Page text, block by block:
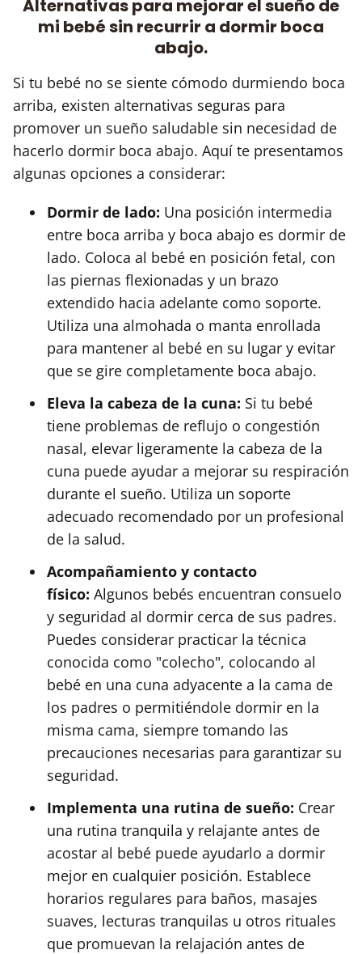
Alternativas para mejorar el sueño de
mi bebé sin recurrir a dormir boca
abajo.
Si tu bebé no se siente cómodo durmiendo boca
arriba, existen alternativas seguras para
promover un sueño saludable sin necesidad de
hacerlo dormir boca abajo. Aquí te presentamos
algunas opciones a considerar:
Dormir de lado: Una posición intermedia
entre boca arriba y boca abajo es dormir de
lado. Coloca al bebé en posición fetal, con
las piernas flexionadas y un brazo
extendido hacia adelante como soporte.
Utiliza una almohada o manta enrollada
para mantener al bebé en su lugar y evitar
que se gire completamente boca abajo.
Eleva la cabeza de la cuna: Si tu bebé
tiene problemas de reflujo o congestión
nasal, elevar ligeramente la cabeza de la
cuna puede ayudar a mejorar su respiración
durante el sueño. Utiliza un soporte
adecuado recomendado por un profesional
de la salud.
Acompañamiento y contacto
físico: Algunos bebés encuentran consuelo
y seguridad al dormir cerca de sus padres.
Puedes considerar practicar la técnica
conocida como "colecho", colocando al
bebé en una cuna adyacente a la cama de
los padres o permitiéndole dormir en la
misma cama, siempre tomando las
precauciones necesarias para garantizar su
seguridad.
Implementa una rutina de sueño: Crear
una rutina tranquila y relajante antes de
acostar al bebé puede ayudarlo a dormir
mejor en cualquier posición. Establece
horarios regulares para baños, masajes
suaves, lecturas tranquilas u otros rituales
que promuevan la relajación antes de